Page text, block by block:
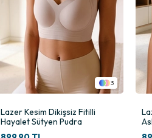
3
Lazer Kesim Dikişsiz Fitilli
Hayalet Sütyen Pudra